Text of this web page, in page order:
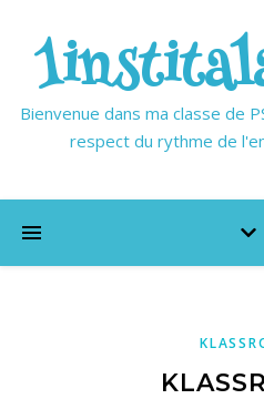
Bienvenue dans ma classe de
respect du rythme de